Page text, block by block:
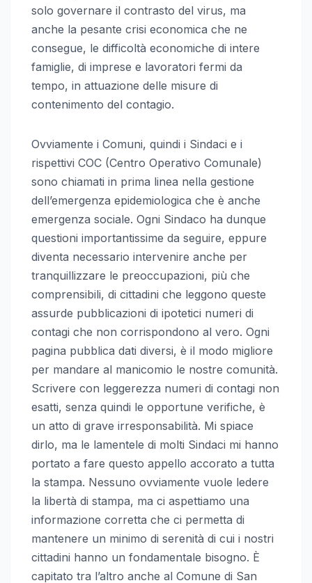
solo governare il contrasto del virus, ma
anche la pesante crisi economica che ne
consegue, le difficoltà economiche di intere
famiglie, di imprese e lavoratori fermi da
tempo, in attuazione delle misure di
contenimento del contagio.
Ovviamente i Comuni, quindi i Sindaci e i
rispettivi COC (Centro Operativo Comunale)
sono chiamati in prima linea nella gestione
dell’emergenza epidemiologica che è anche
emergenza sociale. Ogni Sindaco ha dunque
questioni importantissime da seguire, eppure
diventa necessario intervenire anche per
tranquillizzare le preoccupazioni, più che
comprensibili, di cittadini che leggono queste
assurde pubblicazioni di ipotetici numeri di
contagi che non corrispondono al vero. Ogni
pagina pubblica dati diversi, è il modo migliore
per mandare al manicomio le nostre comunità.
Scrivere con leggerezza numeri di contagi non
esatti, senza quindi le opportune verifiche, è
un atto di grave irresponsabilità. Mi spiace
dirlo, ma le lamentele di molti Sindaci mi hanno
portato a fare questo appello accorato a tutta
la stampa. Nessuno ovviamente vuole ledere
la libertà di stampa, ma ci aspettiamo una
informazione corretta che ci permetta di
mantenere un minimo di serenità di cui i nostri
cittadini hanno un fondamentale bisogno. È
capitato tra l’altro anche al Comune di San